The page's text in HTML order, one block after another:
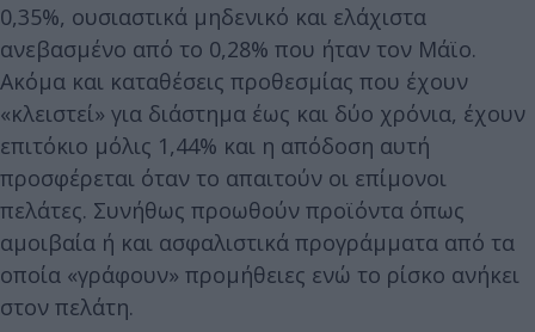
0,35%, ουσιαστικά μηδενικό και ελάχιστα
ανεβασμένο από το 0,28% που ήταν τον Μάϊο.
Ακόμα και καταθέσεις προθεσμίας που έχουν
«κλειστεί» για διάστημα έως και δύο χρόνια, έχουν
επιτόκιο μόλις 1,44% και η απόδοση αυτή
προσφέρεται όταν το απαιτούν οι επίμονοι
πελάτες. Συνήθως προωθούν προϊόντα όπως
αμοιβαία ή και ασφαλιστικά προγράμματα από τα
οποία «γράφουν» προμήθειες ενώ το ρίσκο ανήκει
στον πελάτη.